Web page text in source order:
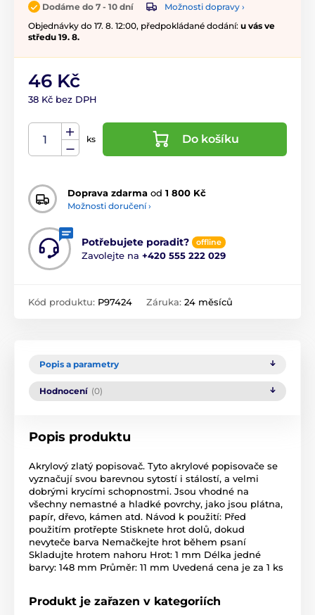
Dodáme do 7 - 10 dní
Možnosti dopravy ›
Objednávky do 17. 8. 12:00, předpokládané dodání: u vás ve
středu 19. 8.
46 Kč
38 Kč bez DPH
ks Do košíku
Doprava zdarma od 1 800 Kč
Možnosti doručení ›
Potřebujete poradit? offline
Zavolejte na +420 555 222 029
Kód produktu: P97424 Záruka: 24 měsíců
Popis a parametry
Hodnocení (0)
Popis produktu
Akrylový zlatý popisovač. Tyto akrylové popisovače se
vyznačují svou barevnou sytostí i stálostí, a velmi
dobrými krycími schopnostmi. Jsou vhodné na
všechny nemastné a hladké povrchy, jako jsou plátna,
papír, dřevo, kámen atd. Návod k použití: Před
použitím protřepte Stisknete hrot dolů, dokud
nevyteče barva Nemačkejte hrot během psaní
Skladujte hrotem nahoru Hrot: 1 mm Délka jedné
barvy: 148 mm Průměr: 11 mm Uvedená cena je za 1 ks
Produkt je zařazen v kategoriích